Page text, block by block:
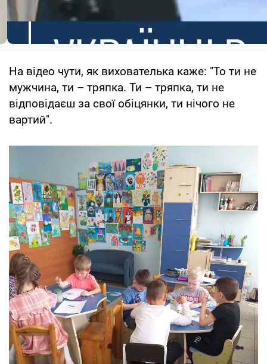
На відео чути, як вихователька каже: "То ти не
мужчина, ти – тряпка. Ти – тряпка, ти не
відповідаєш за свої обіцянки, ти нічого не
вартий".